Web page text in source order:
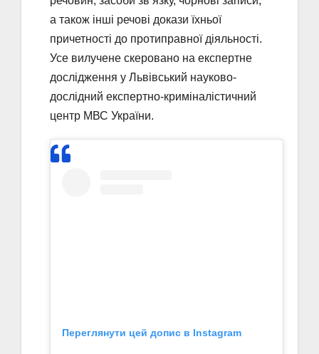
а також інші речові докази їхньої
причетності до протиправної діяльності.
Усе вилучене скеровано на експертне
дослідження у Львівський науково-
дослідний експертно-криміналістичний
центр МВС України.
Переглянути цей допис в Instagram